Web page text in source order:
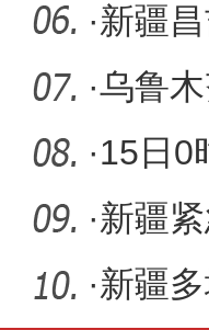
阳”力争
·新疆
阶段
·乌鲁
态”群体
·15日0
状感染
·新疆
入临床
·新疆